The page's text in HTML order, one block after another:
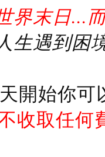
界末日...
生遇到困
開始你
收取任何